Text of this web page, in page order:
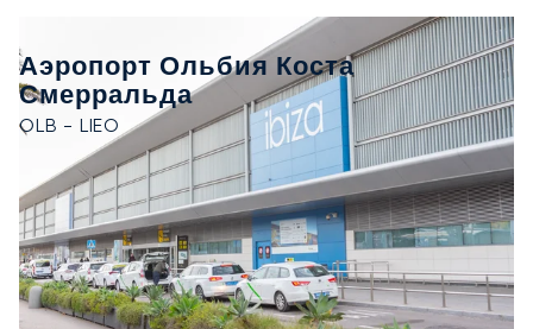
Аэропорт Ольбия Коста
Смерральда
OLB - LIEO